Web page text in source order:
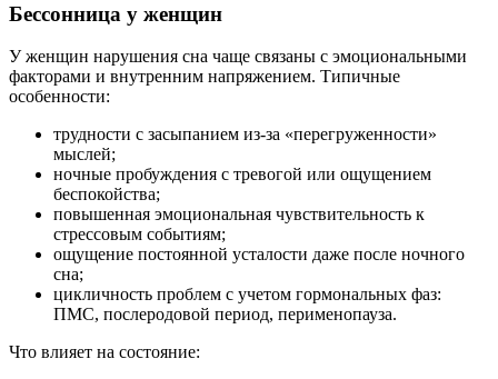
Бессонница у женщин
У женщин нарушения сна чаще связаны с эмоциональными
факторами и внутренним напряжением. Типичные
особенности:
трудности с засыпанием из-за «перегруженности»
мыслей;
ночные пробуждения с тревогой или ощущением
беспокойства;
повышенная эмоциональная чувствительность к
стрессовым событиям;
ощущение постоянной усталости даже после ночного
сна;
цикличность проблем с учетом гормональных фаз:
ПМС, послеродовой период, перименопауза.
Что влияет на состояние: